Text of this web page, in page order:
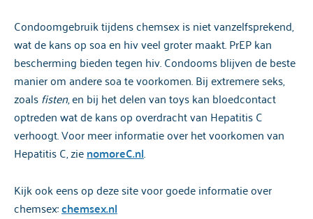
Condoomgebruik tijdens chemsex is niet vanzelfsprekend,
wat de kans op soa en hiv veel groter maakt. PrEP kan
bescherming bieden tegen hiv. Condooms blijven de beste
manier om andere soa te voorkomen. Bij extremere seks,
zoalsfisten, en bij het delen van toys kan bloedcontact
optreden wat de kans op overdracht van Hepatitis C
verhoogt. Voor meer informatie over het voorkomen van
Hepatitis C, zienomoreC.nl.
Kijk ook eens op deze site voor goede informatie over
chemsex:chemsex.nl